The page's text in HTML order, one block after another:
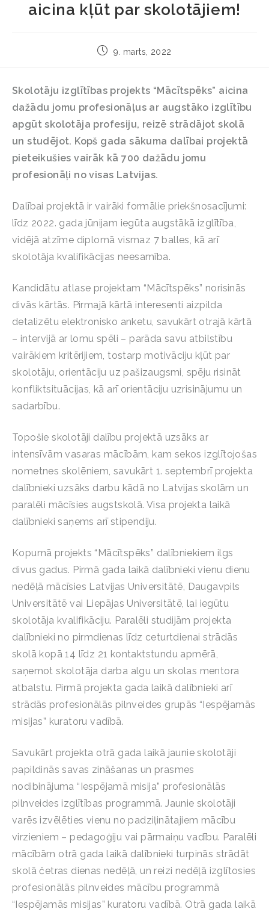
aicina kļūt par skolotājiem!
9. marts, 2022
Skolotāju izglītības projekts “Mācītspēks” aicina
dažādu jomu profesionāļus ar augstāko izglītību
apgūt skolotāja profesiju, reizē strādājot skolā
un studējot. Kopš gada sākuma dalībai projektā
pieteikušies vairāk kā 700 dažādu jomu
profesionāļi no visas Latvijas.
Dalībai projektā ir vairāki formālie priekšnosacījumi:
līdz 2022. gada jūnijam iegūta augstākā izglītība,
vidējā atzīme diplomā vismaz 7 balles, kā arī
skolotāja kvalifikācijas neesamība.
Kandidātu atlase projektam “Mācītspēks” norisinās
divās kārtās. Pirmajā kārtā interesenti aizpilda
detalizētu elektronisko anketu, savukārt otrajā kārtā
– intervijā ar lomu spēli – parāda savu atbilstību
vairākiem kritērijiem, tostarp motivāciju kļūt par
skolotāju, orientāciju uz pašizaugsmi, spēju risināt
konfliktsituācijas, kā arī orientāciju uzrisinājumu un
sadarbību.
Topošie skolotāji dalību projektā uzsāks ar
intensīvām vasaras mācībām, kam sekos izglītojošas
nometnes skolēniem, savukārt 1. septembrī projekta
dalībnieki uzsāks darbu kādā no Latvijas skolām un
paralēli mācīsies augstskolā. Visa projekta laikā
dalībnieki saņems arī stipendiju.
Kopumā projekts “Mācītspēks” dalībniekiem ilgs
divus gadus. Pirmā gada laikā dalībnieki vienu dienu
nedēļā mācīsies Latvijas Universitātē, Daugavpils
Universitātē vai Liepājas Universitātē, lai iegūtu
skolotāja kvalifikāciju. Paralēli studijām projekta
dalībnieki no pirmdienas līdz ceturtdienai strādās
skolā kopā 14 līdz 21 kontaktstundu apmērā,
saņemot skolotāja darba algu un skolas mentora
atbalstu. Pirmā projekta gada laikā dalībnieki arī
strādās profesionālās pilnveides grupās “Iespējamās
misijas” kuratoru vadībā.
Savukārt projekta otrā gada laikā jaunie skolotāji
papildinās savas zināšanas un prasmes
nodibinājuma “Iespējamā misija” profesionālās
pilnveides izglītības programmā. Jaunie skolotāji
varēs izvēlēties vienu no padziļinātajiem mācību
virzieniem – pedagoģiju vai pārmaiņu vadību. Paralēli
mācībām otrā gada laikā dalībnieki turpinās strādāt
skolā četras dienas nedēļā, un reizi nedēļā izglītosies
profesionālās pilnveides mācību programmā
“Iespējamās misijas” kuratoru vadībā. Otrā gada laikā